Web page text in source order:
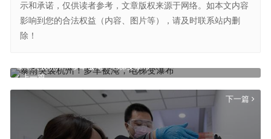
示和承诺，仅供读者参考，文章版权来源于网络。如本文内容
影响到您的合法权益（内容、图片等），请及时联系站内删
除！
上一篇
暴雨突袭杭州！多车被淹，电梯变瀑布
下一篇